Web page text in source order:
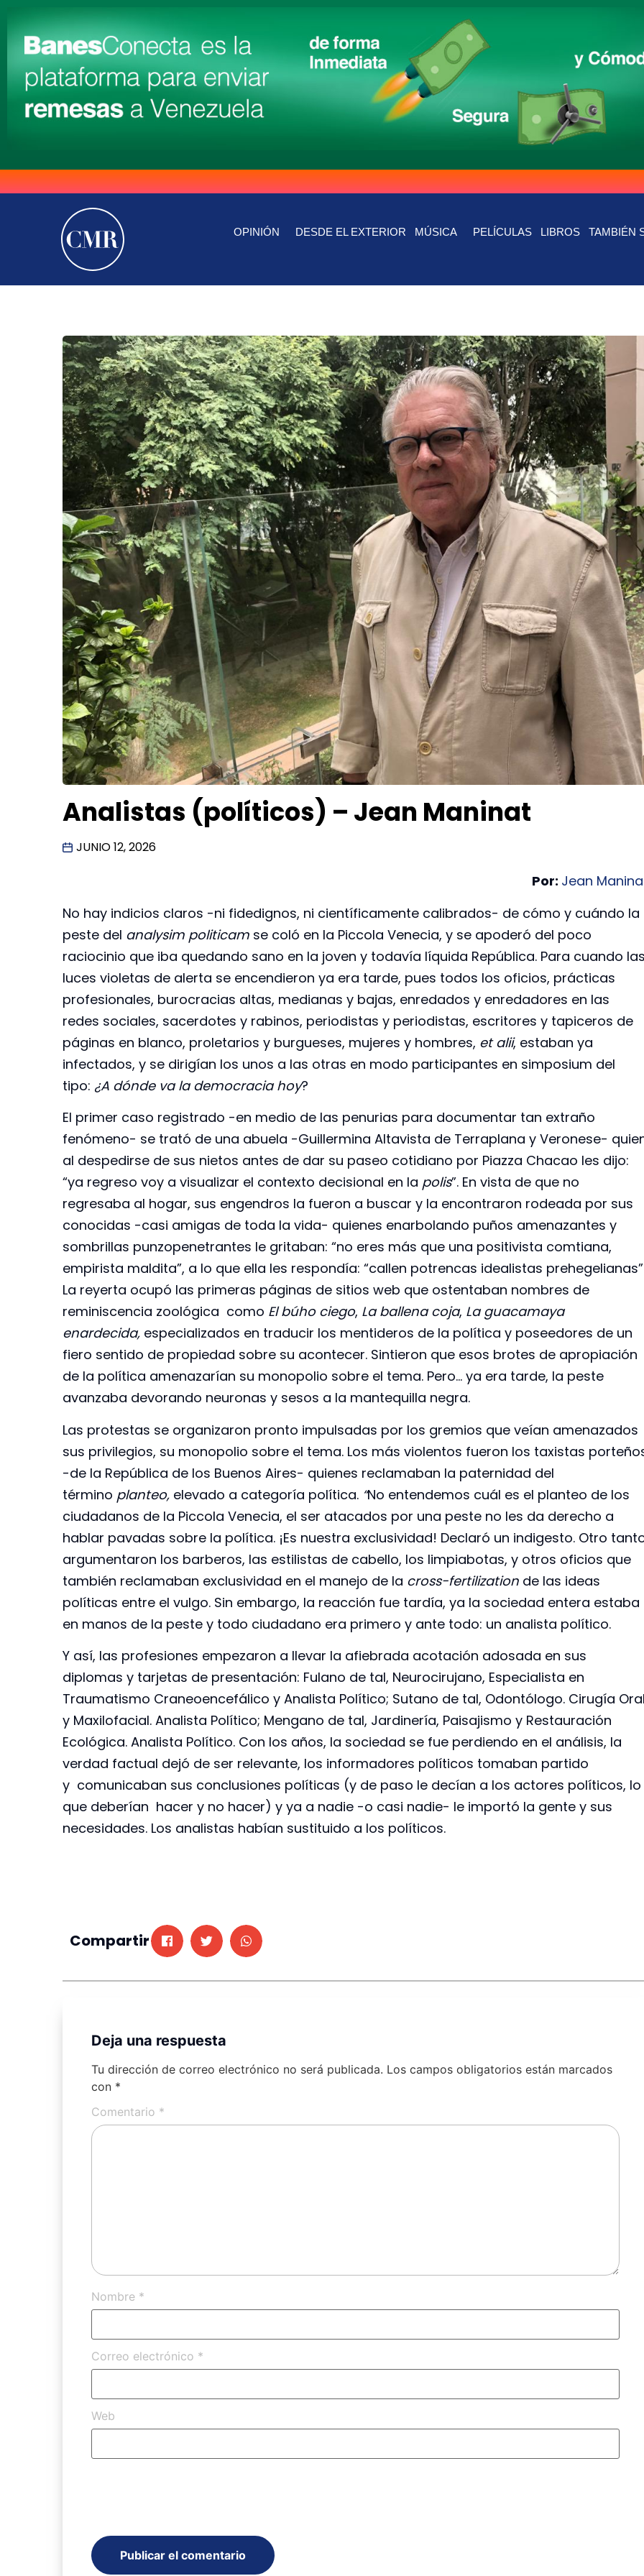
OPINIÓN DESDE EL EXTERIOR MÚSICA PELÍCULAS LIBROS TAMBIÉN
Analistas (políticos) – Jean Maninat
JUNIO 12, 2026
Por: Jean
No hay indicios claros -ni fidedignos, ni científicamente calibrados- de cómo y cuándo la
peste del analysim politicam se coló en la Piccola Venecia, y se apoderó del poco
raciocinio que iba quedando sano en la joven y todavía líquida República. Para cuando
luces violetas de alerta se encendieron ya era tarde, pues todos los oficios, prácticas
profesionales, burocracias altas, medianas y bajas, enredados y enredadores en las
redes sociales, sacerdotes y rabinos, periodistas y periodistas, escritores y tapiceros de
páginas en blanco, proletarios y burgueses, mujeres y hombres, et alii, estaban ya
infectados, y se dirigían los unos a las otras en modo participantes en simposium del
tipo: ¿A dónde va la democracia hoy?
El primer caso registrado -en medio de las penurias para documentar tan extraño
fenómeno- se trató de una abuela -Guillermina Altavista de Terraplana y Veronese-
al despedirse de sus nietos antes de dar su paseo cotidiano por Piazza Chacao les dijo:
“ya regreso voy a visualizar el contexto decisional en la polis”. En vista de que no
regresaba al hogar, sus engendros la fueron a buscar y la encontraron rodeada por sus
conocidas -casi amigas de toda la vida- quienes enarbolando puños amenazantes y
sombrillas punzopenetrantes le gritaban: “no eres más que una positivista comtiana,
empirista maldita”, a lo que ella les respondía: “callen potrencas idealistas
La reyerta ocupó las primeras páginas de sitios web que ostentaban nombres de
reminiscencia zoológica como El búho ciego, La ballena coja, La guacamaya
enardecida, especializados en traducir los mentideros de la política y poseedores de un
fiero sentido de propiedad sobre su acontecer. Sintieron que esos brotes de apropiación
de la política amenazarían su monopolio sobre el tema. Pero… ya era tarde, la peste
avanzaba devorando neuronas y sesos a la mantequilla negra.
Las protestas se organizaron pronto impulsadas por los gremios que veían amenazados
sus privilegios, su monopolio sobre el tema. Los más violentos fueron los taxistas
-de la República de los Buenos Aires- quienes reclamaban la paternidad del
término planteo, elevado a categoría política. “No entendemos cuál es el planteo de los
ciudadanos de la Piccola Venecia, el ser atacados por una peste no les da derecho a
hablar pavadas sobre la política. ¡Es nuestra exclusividad! Declaró un indigesto. Otro
argumentaron los barberos, las estilistas de cabello, los limpiabotas, y otros oficios que
también reclamaban exclusividad en el manejo de la cross-fertilization de las ideas
políticas entre el vulgo. Sin embargo, la reacción fue tardía, ya la sociedad entera estaba
en manos de la peste y todo ciudadano era primero y ante todo: un analista político.
Y así, las profesiones empezaron a llevar la afiebrada acotación adosada en sus
diplomas y tarjetas de presentación: Fulano de tal, Neurocirujano, Especialista en
Traumatismo Craneoencefálico y Analista Político; Sutano de tal, Odontólogo. Cirugía
y Maxilofacial. Analista Político; Mengano de tal, Jardinería, Paisajismo y Restauración
Ecológica. Analista Político. Con los años, la sociedad se fue perdiendo en el análisis, la
verdad factual dejó de ser relevante, los informadores políticos tomaban partido
y comunicaban sus conclusiones políticas (y de paso le decían a los actores políticos, lo
que deberían hacer y no hacer) y ya a nadie -o casi nadie- le importó la gente y sus
necesidades. Los analistas habían sustituido a los políticos.
Compartir
Deja una respuesta
Tu dirección de correo electrónico no será publicada. Los campos obligatorios están marcados
con *
Comentario *
Nombre *
Correo electrónico *
Web